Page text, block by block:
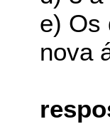
e) Os
nova